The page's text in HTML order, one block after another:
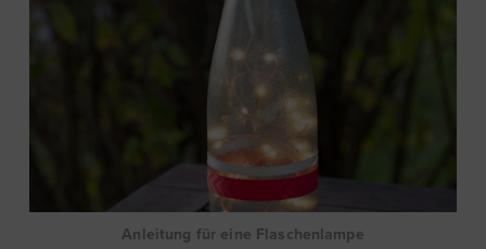
Anleitung für eine Flaschenlampe